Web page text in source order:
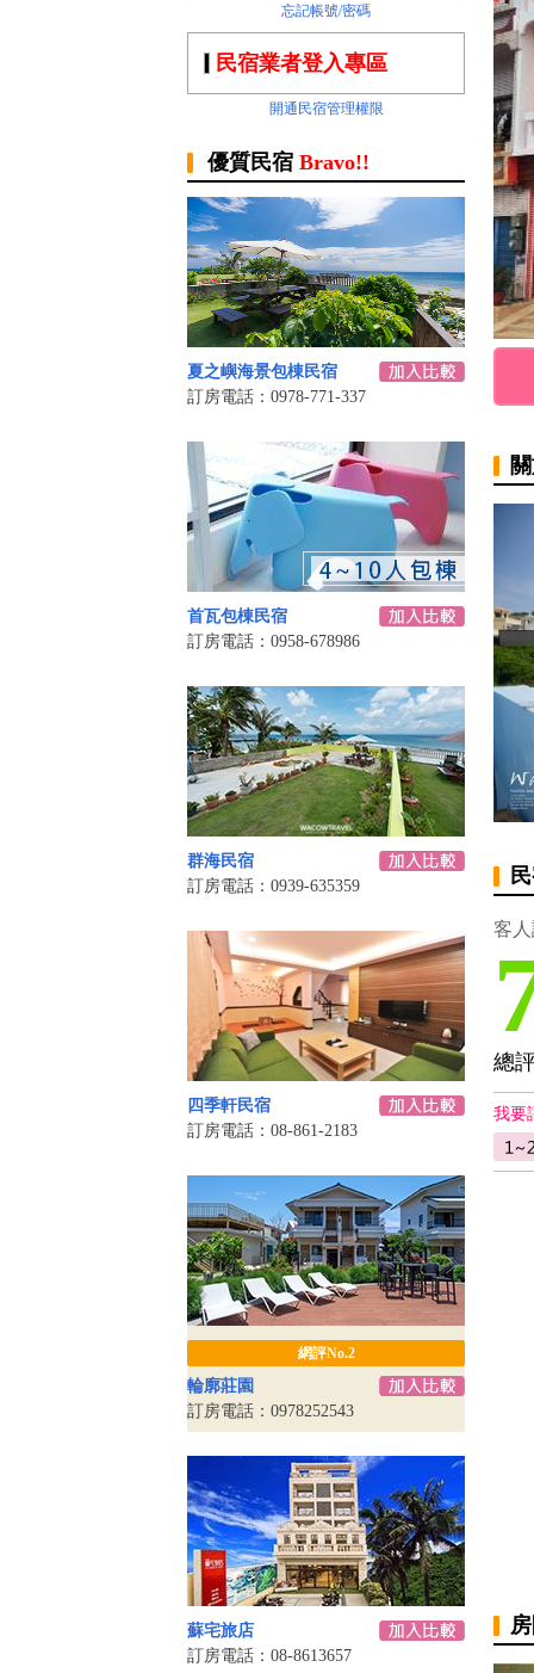
忘記帳號/密碼
民宿業者登入專區
開通民宿管理權限
優質民宿 Bravo!!
夏之嶼海景包棟民宿
訂房電話：0978-771-337
首瓦包棟民宿
訂房電話：0958-678986
群海民宿
訂房電話：0939-635359
四季軒民宿
訂房電話：08-861-2183
網評No.2
輪廓莊園
訂房電話：0978252543
蘇宅旅店
訂房電話：08-8613657
客
總
我要